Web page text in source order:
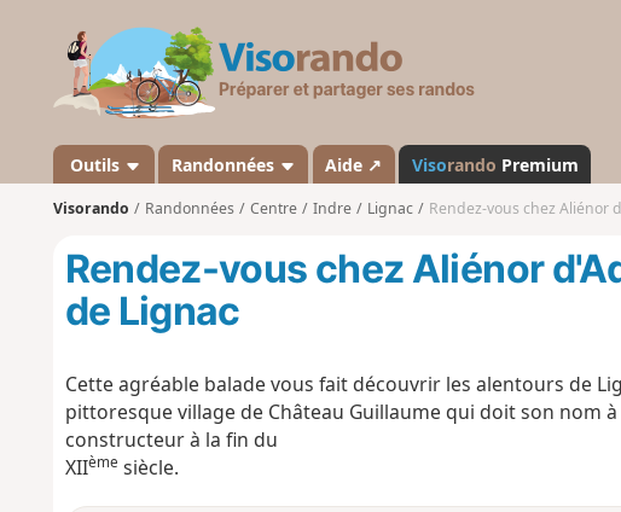
s
a
n
d
Outils Randonnées Aide ↗ Visorando Premium
Visorando Randonnées Centre Indre Lignac Rendez-vous chez Aliénor
Rendez-vous chez Aliénor
de Lignac
Cette agréable balade vous fait découvrir les alentours de
pittoresque village de Château Guillaume qui doit son nom
constructeur à la fin du
XIIème siècle.